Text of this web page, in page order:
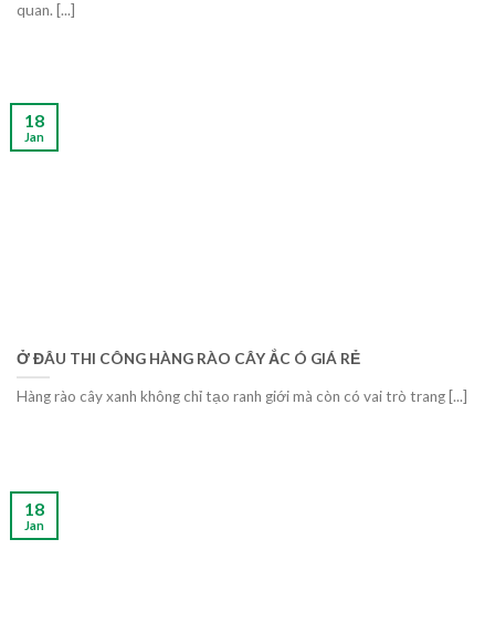
quan. [...]
Ở ĐÂU THI CÔNG HÀNG RÀO CÂY ẮC Ó GIÁ RẺ
Hàng rào cây xanh không chỉ tạo ranh giới mà còn có vai trò trang [...]
18
Jan
18
Jan